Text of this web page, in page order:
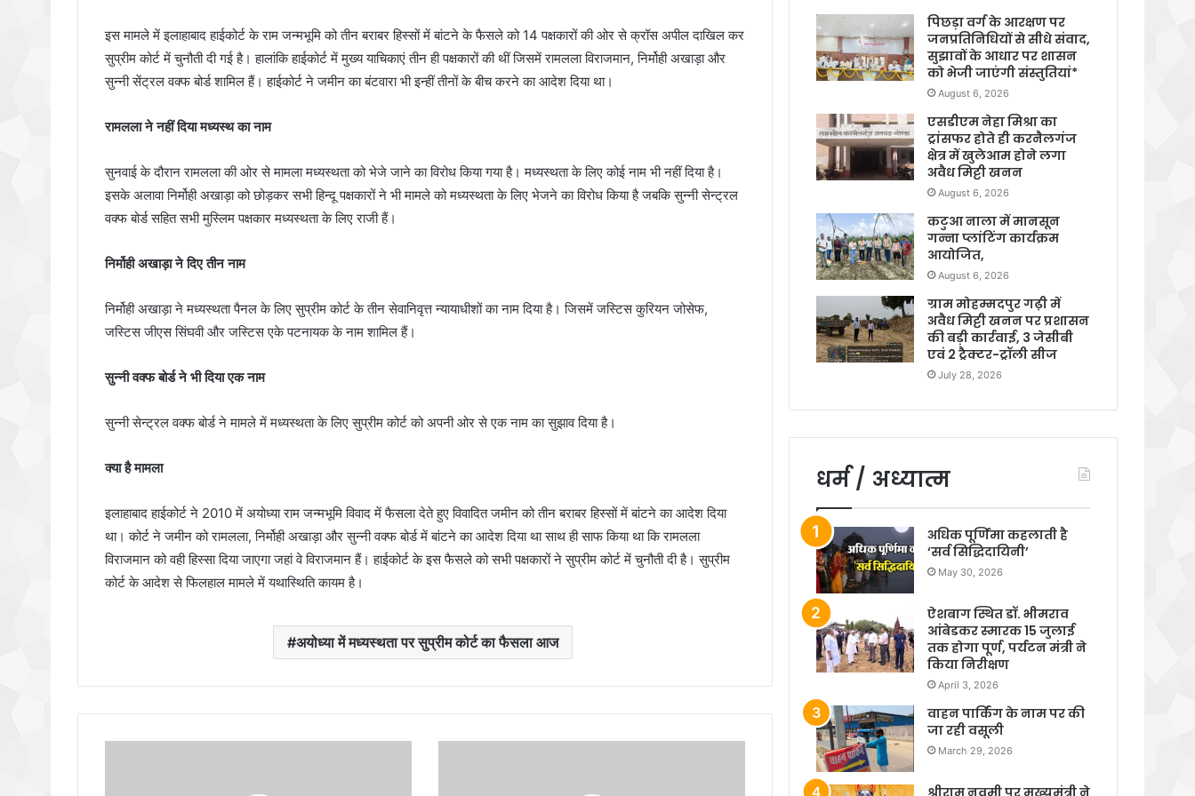
इस मामले में इलाहाबाद हाईकोर्ट के राम जन्मभूमि को तीन बराबर हिस्सों में बांटने के फैसले को 14 पक्षकारों की ओर से क्रॉस अपील दाखिल कर
सुप्रीम कोर्ट में चुनौती दी गई है। हालांकि हाईकोर्ट में मुख्य याचिकाएं तीन ही पक्षकारों की थीं जिसमें रामलला विराजमान, निर्मोही अखाड़ा और
सुन्नी सेंट्रल वक्फ बोर्ड शामिल हैं। हाईकोर्ट ने जमीन का बंटवारा भी इन्हीं तीनों के बीच करने का आदेश दिया था।
रामलला ने नहीं दिया मध्यस्थ का नाम
सुनवाई के दौरान रामलला की ओर से मामला मध्यस्थता को भेजे जाने का विरोध किया गया है। मध्यस्थता के लिए कोई नाम भी नहीं दिया है।
इसके अलावा निर्मोही अखाड़ा को छोड़कर सभी हिन्दू पक्षकारों ने भी मामले को मध्यस्थता के लिए भेजने का विरोध किया है जबकि सुन्नी सेन्ट्रल
वक्फ बोर्ड सहित सभी मुस्लिम पक्षकार मध्यस्थता के लिए राजी हैं।
निर्मोही अखाड़ा ने दिए तीन नाम
निर्मोही अखाड़ा ने मध्यस्थता पैनल के लिए सुप्रीम कोर्ट के तीन सेवानिवृत्त न्यायाधीशों का नाम दिया है। जिसमें जस्टिस कुरियन जोसेफ,
जस्टिस जीएस सिंघवी और जस्टिस एके पटनायक के नाम शामिल हैं।
सुन्नी वक्फ बोर्ड ने भी दिया एक नाम
सुन्नी सेन्ट्रल वक्फ बोर्ड ने मामले में मध्यस्थता के लिए सुप्रीम कोर्ट को अपनी ओर से एक नाम का सुझाव दिया है।
क्या है मामला
इलाहाबाद हाईकोर्ट ने 2010 में अयोध्या राम जन्मभूमि विवाद में फैसला देते हुए विवादित जमीन को तीन बराबर हिस्सों में बांटने का आदेश दिया
था। कोर्ट ने जमीन को रामलला, निर्मोही अखाड़ा और सुन्नी वक्फ बोर्ड में बांटने का आदेश दिया था साथ ही साफ किया था कि रामलला
विराजमान को वही हिस्सा दिया जाएगा जहां वे विराजमान हैं। हाईकोर्ट के इस फैसले को सभी पक्षकारों ने सुप्रीम कोर्ट में चुनौती दी है। सुप्रीम
कोर्ट के आदेश से फिलहाल मामले में यथास्थिति कायम है।
अयोध्या में मध्यस्थता पर सुप्रीम कोर्ट का फैसला आज
पिछड़ा वर्ग के आरक्षण पर
जनप्रतिनिधियों से सीधे संवाद,
सुझावों के आधार पर शासन
को भेजी जाएंगी संस्तुतियां*
August 6, 2026
एसडीएम नेहा मिश्रा का
ट्रांसफर होते ही करनैलगंज
क्षेत्र में खुलेआम होने लगा
अवैध मिट्टी खनन
August 6, 2026
कटुआ नाला में मानसून
गन्ना प्लांटिंग कार्यक्रम
आयोजित,
August 6, 2026
ग्राम मोहम्मदपुर गढ़ी में
अवैध मिट्टी खनन पर प्रशासन
की बड़ी कार्रवाई, 3 जेसीबी
एवं 2 ट्रैक्टर-ट्रॉली सीज
July 28, 2026
धर्म / अध्यात्म
अधिक पूर्णिमा कहलाती है
‘सर्व सिद्धिदायिनी’
May 30, 2026
ऐशबाग स्थित डॉ. भीमराव
आंबेडकर स्मारक 15 जुलाई
तक होगा पूर्ण, पर्यटन मंत्री ने
किया निरीक्षण
April 3, 2026
वाहन पार्किंग के नाम पर की
जा रही वसूली
March 29, 2026
श्रीराम नवमी पर मुख्यमंत्री ने